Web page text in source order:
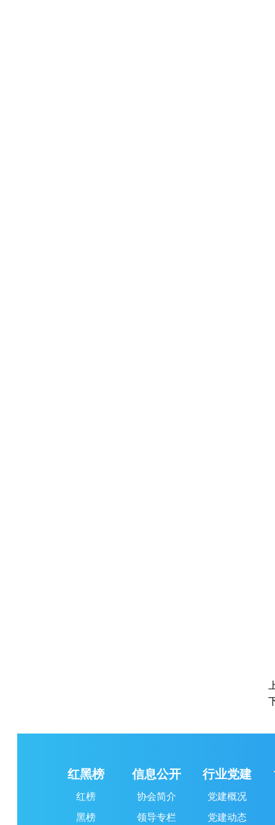
红黑榜 信息公开 行业党建
红榜 协会简介
党建概况
黑榜
领导专栏 党建动态